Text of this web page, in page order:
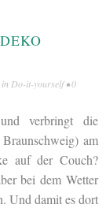
in Do-it-yourself•0
verbringt die
am
auf der Couch?
bei dem Wetter
Und damit es dort